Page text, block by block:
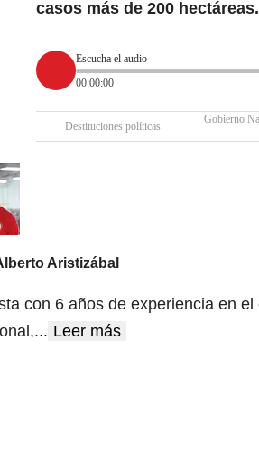
casos más de 200 hectáreas.
Escucha el audio
00:00:00
Destituciones políticas
Gobierno
Aristizábal
con 6 años de experiencia en
... Leer más